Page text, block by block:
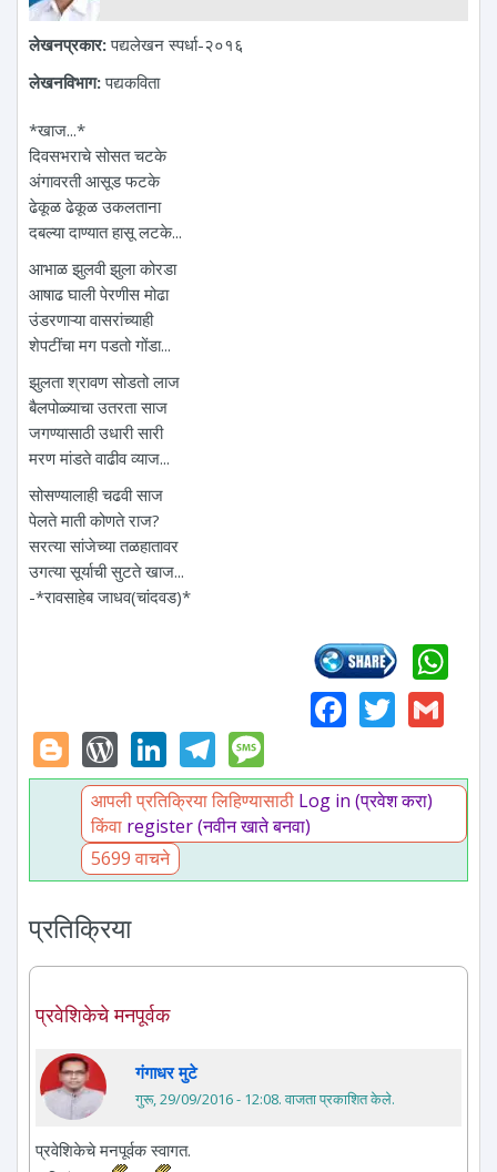
लेखनप्रकार:पद्यलेखन स्पर्धा-२०१६
लेखनविभाग:पद्यकविता
*खाज...*
दिवसभराचे सोसत चटके
अंगावरती आसूड फटके
ढेकूळ ढेकूळ उकलताना
दबल्या दाण्यात हासू लटके...
आभाळ झुलवी झुला कोरडा
आषाढ घाली पेरणीस मोढा
उंडरणाऱ्या वासरांच्याही
शेपटींचा मग पडतो गोंडा...
झुलता श्रावण सोडतो लाज
बैलपोळ्याचा उतरता साज
जगण्यासाठी उधारी सारी
मरण मांडते वाढीव व्याज...
सोसण्यालाही चढवी साज
पेलते माती कोणते राज?
सरत्या सांजेच्या तळहातावर
उगत्या सूर्याची सुटते खाज...
-*रावसाहेब जाधव(चांदवड)*
Blogger
WordPress
LinkedIn
Telegram
आपली प्रतिक्रिया लिहिण्यासाठी Log in (प्रवेश करा)
किंवा register (नवीन खाते बनवा)
5699 वाचने
प्रतिक्रिया
प्रवेशिकेचे मनपूर्वक
गंगाधर मुटे
गुरू, 29/09/2016 - 12:08. वाजता प्रकाशित केले.
प्रवेशिकेचे मनपूर्वक स्वागत.